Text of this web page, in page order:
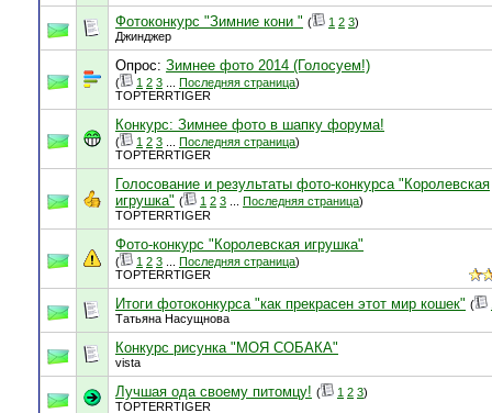
Фотоконкурс "Зимние кони " ( 1 2 3)
Джинджер
Опрос: Зимнее фото 2014 (Голосуем!)
( 1 2 3 Последняя страница)
TOPTERRTIGER
Конкурс: Зимнее фото в шапку форума!
( 1 2 3 Последняя страница)
TOPTERRTIGER
Голосование и результаты фото-конкурса "Королевская
игрушка" ( 1 2 3 Последняя страница)
TOPTERRTIGER
Фото-конкурс "Королевская игрушка"
( 1 2 3 Последняя страница)
TOPTERRTIGER
Итоги фотоконкурса "как прекрасен этот мир кошек" (
Татьяна Насущнова
Конкурс рисунка "МОЯ СОБАКА"
vista
Лучшая ода своему питомцу! ( 1 2 3)
TOPTERRTIGER